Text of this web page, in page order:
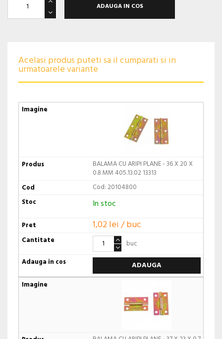
ADAUGA IN COS
Acelasi produs puteti sa il cumparati si in
urmatoarele variante
BALAMA CU ARIPI PLANE - 36 X 20 X
0.8 MM 405.13.02 13313
Cod: 20104800
In stoc
1,02 lei / buc
buc
ADAUGA